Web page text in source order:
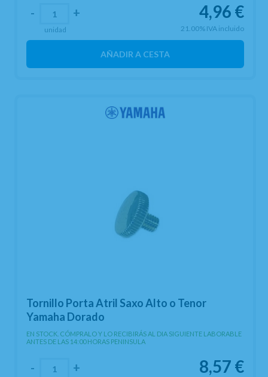
4,96 €
21.00% IVA incluido
- +
unidad
AÑADIR A CESTA
Tornillo Porta Atril Saxo Alto o Tenor
Yamaha Dorado
EN STOCK. CÓMPRALO Y LO RECIBIRÁS AL DIA SIGUIENTE LABORABLE
ANTES DE LAS 14:00 HORAS PENINSULA
8,57 €
- +